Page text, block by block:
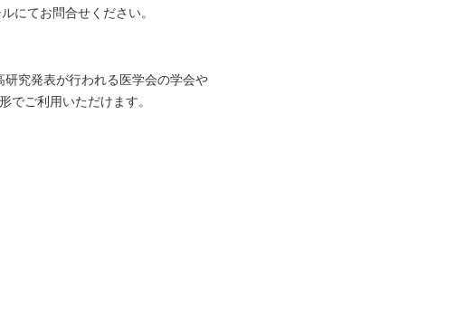
にてお問合せください。
究発表が行われる医学会の学会や
ご利用いただけます。